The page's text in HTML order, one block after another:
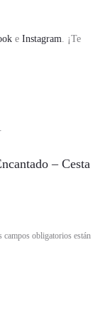
e Instagram . ¡Te
– Cesta
campos obligatorios están